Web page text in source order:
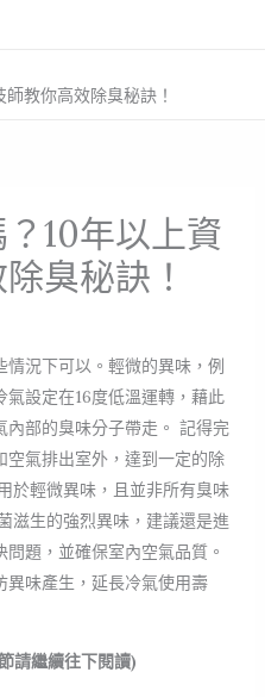
教你高效除臭秘訣！
10年以上資
臭秘訣！
況下可以。輕微的異味，例
設定在16度低溫運轉，藉此
內部的臭味分子帶走。 記得完
氣排出室外，達到一定的除
於輕微異味，且並非所有臭味
滋生的強烈異味，建議還是進
題，並確保室內空氣品質。
異味產生，延長冷氣使用壽
請繼續往下閱讀)